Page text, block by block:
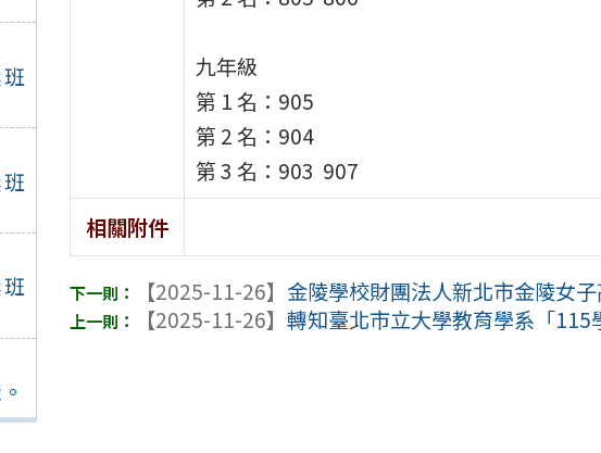
九年級
第 1 名：905
第 2 名：904
第 3 名：903 907
相關附件
【2025-11-26】 金陵學校財團法人新北市金陵女
【2025-11-26】轉知臺北市立大學教育學系「